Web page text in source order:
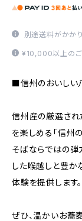
別途送料がかかり
¥10,000以上のご
■信州のおいし
信州産の厳選され
を楽しめる「信州
そばならではの弾
した喉越しと豊
体験を提供します。
ぜひ、温かいお蕎